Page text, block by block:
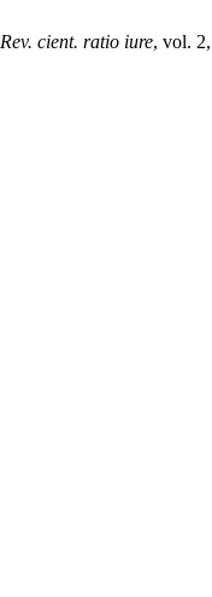
Rev. cient. ratio iure, vol.